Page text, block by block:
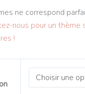
ne correspond
nous pour un thème
!